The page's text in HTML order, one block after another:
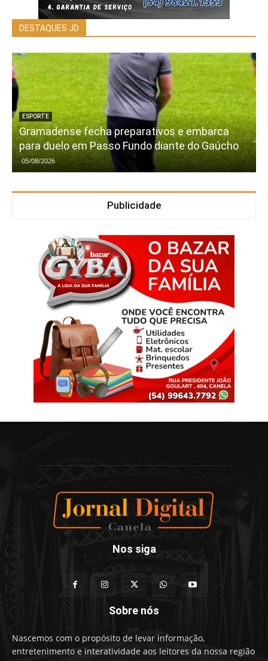
DESTAQUES JD
ESPORTE
Gramadense fecha preparativos e embarca
para duelo em Passo Fundo diante do Gaúcho
05/08/2026
Publicidade
Nos siga
Sobre nós
Nascemos com o propósito de levar informação,
entretenimento e interatividade aos leitores da nossa região